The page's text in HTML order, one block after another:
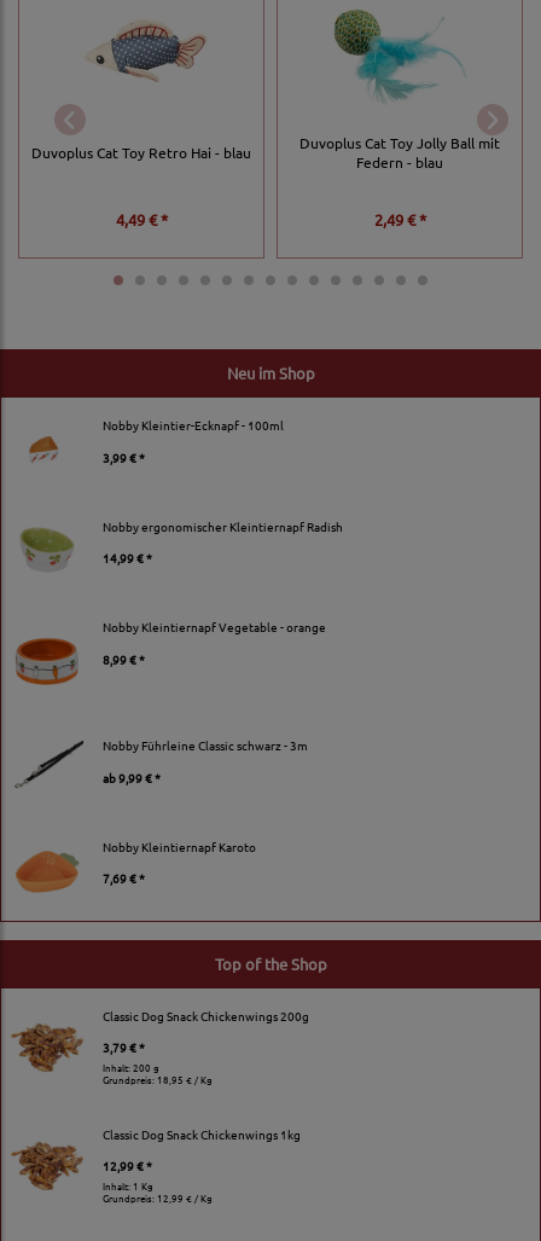
Neu im Shop
Nobby Kleintier-Ecknapf - 100ml
3,99 € *
Nobby ergonomischer Kleintiernapf Radish
14,99 € *
Nobby Kleintiernapf Vegetable - orange
8,99 € *
Nobby Führleine Classic schwarz - 3m
ab9,99 € *
Nobby Kleintiernapf Karoto
7,69 € *
Duvoplus Cat Toy Retro Hai - blau
4,49 € *
Duvoplus Cat Toy Jolly Ball mit
Federn - blau
2,49 € *
Top of the Shop
Classic Dog Snack Chickenwings 200g
3,79 € *
Inhalt: 200 g
Grundpreis: 18,95 € / Kg
Classic Dog Snack Chickenwings 1kg
12,99 € *
Inhalt: 1 Kg
Grundpreis: 12,99 € / Kg